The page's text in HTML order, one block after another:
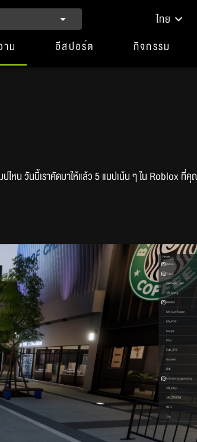
ไทย
ม อีสปอร์ต กิจกรรม
ไหน วันนี้เราคัดมาให้แล้ว 5 แมปเน้น ๆ ใน Roblox ที่